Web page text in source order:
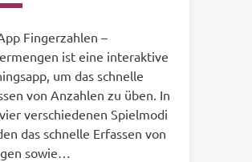
Fingerzahlen –
ist eine interaktive
um das schnelle
von Anzahlen zu üben. In
verschiedenen Spielmodi
das schnelle Erfassen von
sowie…